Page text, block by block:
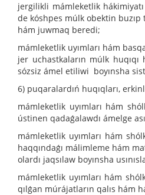
jergilikli mámleketlik
de kóshpes múlk obektin buzıp
hám juwmaq beredi;
mámleketlik uyımları hám
jer uchastkaların múlk
sózsiz ámel etiliwi boyınsha
6) puqaralardıń huqıqları,
mámleketlik uyımları hám
ústinen qadaǵalawdı ámelge
mámleketlik uyımları hám
haqqındaǵı málimleme hám
olardı jaqsılaw boyınsha
mámleketlik uyımları hám
qılǵan múrájatların qalıs hám